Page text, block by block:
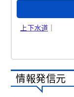
上下水道｜
情報発信元